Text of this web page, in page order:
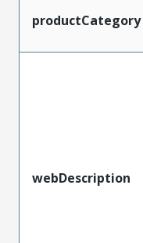
productCategory
webDescription